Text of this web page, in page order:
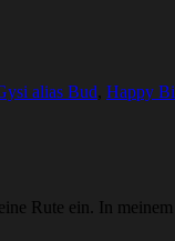
alias Bud, Happy
Rute ein. In